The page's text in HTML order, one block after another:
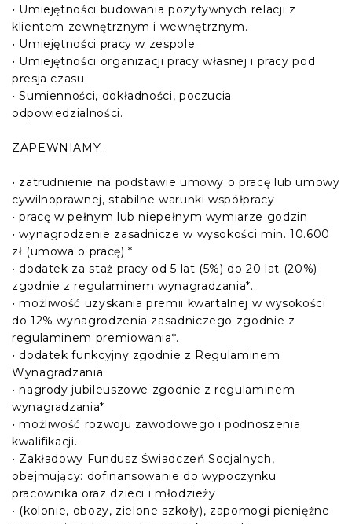
• Umiejętności budowania pozytywnych relacji z
klientem zewnętrznym i wewnętrznym.
• Umiejętności pracy w zespole.
• Umiejętności organizacji pracy własnej i pracy pod
presja czasu.
• Sumienności, dokładności, poczucia
odpowiedzialności.
ZAPEWNIAMY:
• zatrudnienie na podstawie umowy o pracę lub umowy
cywilnoprawnej, stabilne warunki współpracy
• pracę w pełnym lub niepełnym wymiarze godzin
• wynagrodzenie zasadnicze w wysokości min. 10.600
zł (umowa o pracę) *
• dodatek za staż pracy od 5 lat (5%) do 20 lat (20%)
zgodnie z regulaminem wynagradzania*.
• możliwość uzyskania premii kwartalnej w wysokości
do 12% wynagrodzenia zasadniczego zgodnie z
regulaminem premiowania*.
• dodatek funkcyjny zgodnie z Regulaminem
Wynagradzania
• nagrody jubileuszowe zgodnie z regulaminem
wynagradzania*
• możliwość rozwoju zawodowego i podnoszenia
kwalifikacji.
• Zakładowy Fundusz Świadczeń Socjalnych,
obejmujący: dofinansowanie do wypoczynku
pracownika oraz dzieci i młodzieży
• (kolonie, obozy, zielone szkoły), zapomogi pieniężne